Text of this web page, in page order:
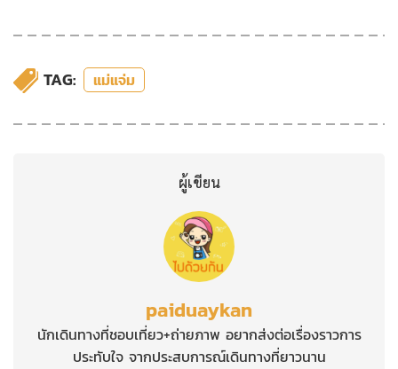
TAG: แม่แจ่ม
ผู้เขียน
paiduaykan
นักเดินทางที่ชอบเที่ยว+ถ่ายภาพ อยากส่งต่อเรื่องราวการ
ประทับใจ จากประสบการณ์เดินทางที่ยาวนาน